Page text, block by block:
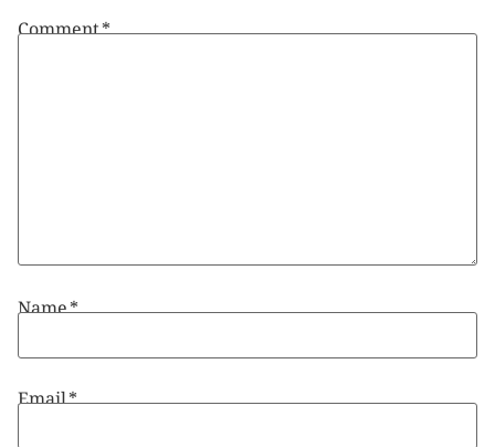
Comment*
Name*
Email*